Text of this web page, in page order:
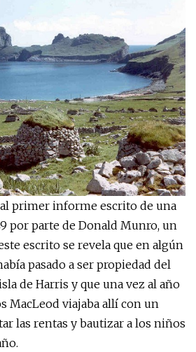
primer informe escrito de una
por parte de Donald Munro, un
escrito se revela que en algún
pasado a ser propiedad del
de Harris y que una vez al año
MacLeod viajaba allí con un
las rentas y bautizar a los niños